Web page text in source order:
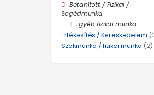
Betanított / Fizikai /
Segédmunka
Egyéb fizikai munka
Értékesítés / Kereskedelem
Szakmunka / fizikai munka (2)